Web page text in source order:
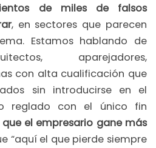
de miles de falsos
, en sectores que parecen
Estamos hablando de
aparejadores,
con alta cualificación que
sin introducirse en el
reglado con el único fin
el empresario gane más
“aquí el que pierde siempre